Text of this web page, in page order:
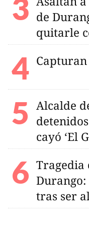
de
quitarle
Alcalde
cayó ‘El
Tragedia
tras ser